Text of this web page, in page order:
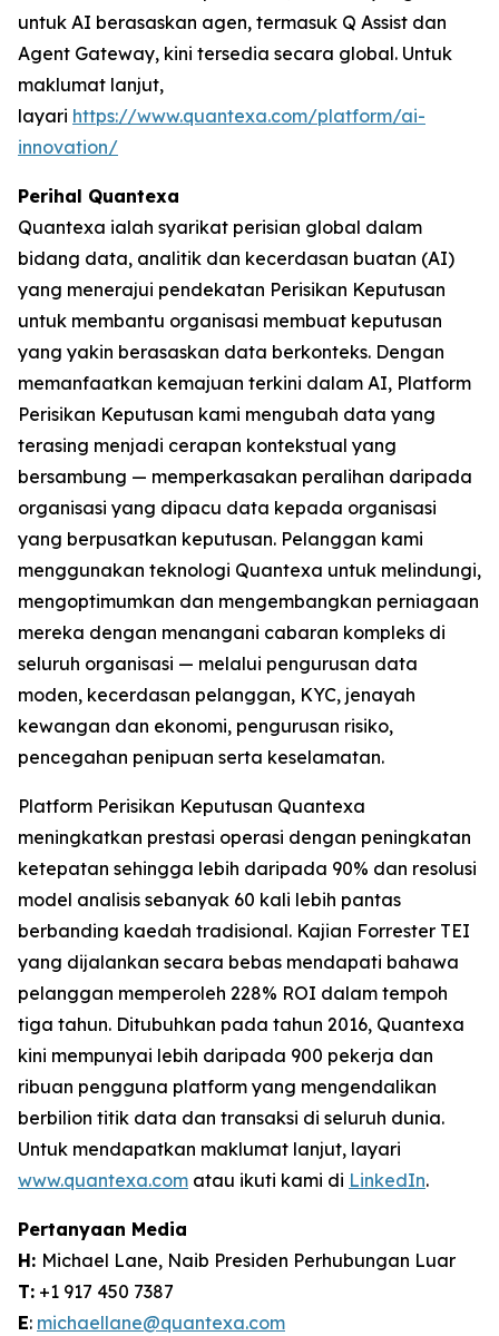
untuk AI berasaskan agen, termasuk Q Assist dan
Agent Gateway, kini tersedia secara global. Untuk
maklumat lanjut,
layari https://www.quantexa.com/platform/ai-
innovation/
Perihal Quantexa
Quantexa ialah syarikat perisian global dalam
bidang data, analitik dan kecerdasan buatan (AI)
yang menerajui pendekatan Perisikan Keputusan
untuk membantu organisasi membuat keputusan
yang yakin berasaskan data berkonteks. Dengan
memanfaatkan kemajuan terkini dalam AI, Platform
Perisikan Keputusan kami mengubah data yang
terasing menjadi cerapan kontekstual yang
bersambung — memperkasakan peralihan daripada
organisasi yang dipacu data kepada organisasi
yang berpusatkan keputusan. Pelanggan kami
menggunakan teknologi Quantexa untuk melindungi,
mengoptimumkan dan mengembangkan perniagaan
mereka dengan menangani cabaran kompleks di
seluruh organisasi — melalui pengurusan data
moden, kecerdasan pelanggan, KYC, jenayah
kewangan dan ekonomi, pengurusan risiko,
pencegahan penipuan serta keselamatan.
Platform Perisikan Keputusan Quantexa
meningkatkan prestasi operasi dengan peningkatan
ketepatan sehingga lebih daripada 90% dan resolusi
model analisis sebanyak 60 kali lebih pantas
berbanding kaedah tradisional. Kajian Forrester TEI
yang dijalankan secara bebas mendapati bahawa
pelanggan memperoleh 228% ROI dalam tempoh
tiga tahun. Ditubuhkan pada tahun 2016, Quantexa
kini mempunyai lebih daripada 900 pekerja dan
ribuan pengguna platform yang mengendalikan
berbilion titik data dan transaksi di seluruh dunia.
Untuk mendapatkan maklumat lanjut, layari
www.quantexa.com atau ikuti kami di LinkedIn.
Pertanyaan Media
H: Michael Lane, Naib Presiden Perhubungan Luar
T: +1 917 450 7387
E: michaellane@quantexa.com